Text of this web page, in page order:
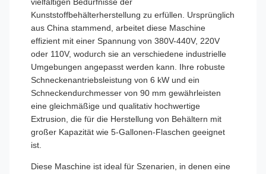
Kunststoffbehälterherstellung zu erfüllen. Ursprünglich
aus China stammend, arbeitet diese Maschine
effizient mit einer Spannung von 380V-440V, 220V
oder 110V, wodurch sie an verschiedene industrielle
Umgebungen angepasst werden kann. Ihre robuste
Schneckenantriebsleistung von 6 kW und ein
Schneckendurchmesser von 90 mm gewährleisten
eine gleichmäßige und qualitativ hochwertige
Extrusion, die für die Herstellung von Behältern mit
großer Kapazität wie 5-Gallonen-Flaschen geeignet
ist.
Diese Maschine ist ideal für Szenarien, in denen eine